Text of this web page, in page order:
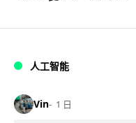
人工智能
Vin 1 日